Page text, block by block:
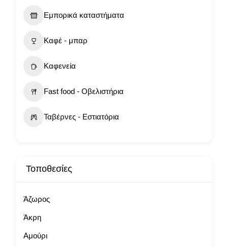
Εμπορικά καταστήματα
Καφέ - μπαρ
Καφενεία
Fast food - Οβελιστήρια
Ταβέρνες - Εστιατόρια
Τοποθεσίες
Άζωρος
Άκρη
Αμούρι